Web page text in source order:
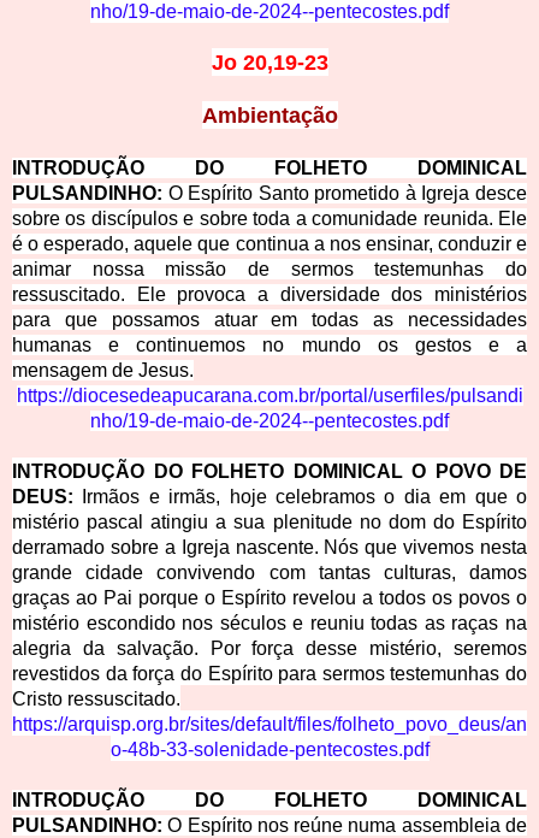
nho/19-de-maio-de-2024--pentecostes.pdf
Jo 20,19-23
Ambientação
INTRODUÇÃO DO FOLHETO DOMINICAL
PULSANDINHO: O Espírito Santo prometido à Igreja desce
sobre os discípulos e sobre toda a comunidade reunida. Ele
é o esperado, aquele que continua a nos ensinar, conduzir e
animar nossa missão de sermos testemunhas do
ressuscitado. Ele provoca a diversidade dos ministérios
para que possamos atuar em todas as necessidades
humanas e continuemos no mundo os gestos e a
mensagem de Jesus.
https://diocesedeapucarana.com.br/portal/userfiles/pulsandi
nho/19-de-maio-de-2024--pentecostes.pdf
INTRODUÇÃO DO FOLHETO DOMINICAL O POVO DE
DEUS: Irmãos e irmãs, hoje celebramoso dia em que o
mistério pascal atingiu a sua plenitude no dom do Espírito
derramado sobre a Igreja nascente. Nós que vivemos nesta
grande cidade convivendo com tantas culturas, damos
graças ao Pai porque o Espírito revelou a todos os povos o
mistério escondido nos séculos e reuniu todas as raças na
alegria da salvação. Por força desse mistério, seremos
revestidos da força do Espírito para sermos testemunhas do
Cristo ressuscitado.
https://arquisp.org.br/sites/default/files/folheto_povo_deus/an
o-48b-33-solenidade-pentecostes.pdf
INTRODUÇÃO DO FOLHETO DOMINICAL
PULSANDINHO: O Espírito nos reúne numa assembleia de